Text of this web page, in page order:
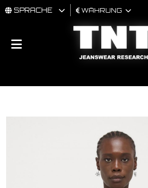
MÄNNER
BRAND
SPRACHE WÄHRUNG